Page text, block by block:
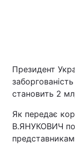
Президент
становить 2
Як передає
В.ЯНУКОВИЧ